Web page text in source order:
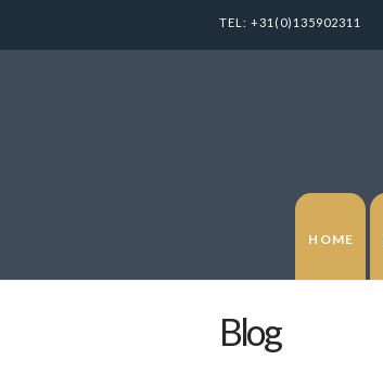
TEL: +31(0)135902311
HOME
Blog